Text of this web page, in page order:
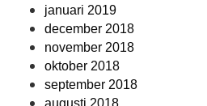
januari 2019
december 2018
november 2018
oktober 2018
september 2018